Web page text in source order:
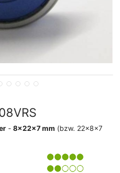
-8x22x7 mm (bzw. 22x8x7